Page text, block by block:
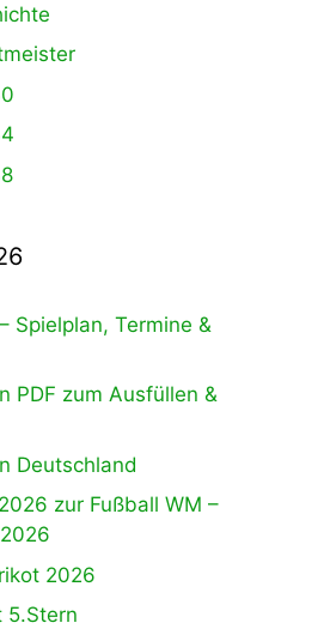
Spielplan, Termine &
PDF zum Ausfüllen &
Deutschland
zur Fußball WM –
2026
5.Stern